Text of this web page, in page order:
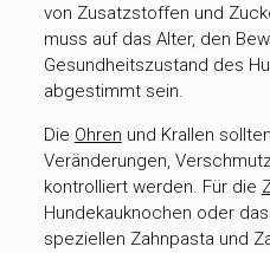
von Zusatzstoffen und
muss auf das Alter, den
Gesundheitszustand des
abgestimmt sein.
Die Ohren und Krallen
Veränderungen,
kontrolliert werden. Für die
Hundekauknochen oder
speziellen Zahnpasta und